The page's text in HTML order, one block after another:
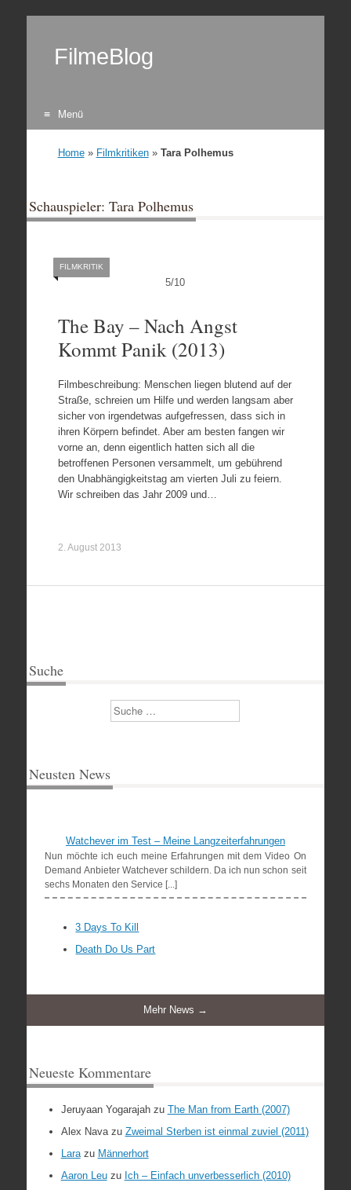
FilmeBlog
Menü
Home» Filmkritiken» Tara Polhemus
Schauspieler: Tara Polhemus
5/10
FILMKRITIK
The Bay – Nach Angst
Kommt Panik (2013)
Filmbeschreibung: Menschen liegen blutend auf der
Straße, schreien um Hilfe und werden langsam aber
sicher von irgendetwas aufgefressen, dass sich in
ihren Körpern befindet. Aber am besten fangen wir
vorne an, denn eigentlich hatten sich all die
betroffenen Personen versammelt, um gebührend
den Unabhängigkeitstag am vierten Juli zu feiern.
Wir schreiben das Jahr 2009 und…
2. August 2013
Suche
Suchen
Neusten News
Watchever im Test – Meine Langzeiterfahrungen
Nun möchte ich euch meine Erfahrungen mit dem Video On
Demand Anbieter Watchever schildern. Da ich nun schon seit
sechs Monaten den Service [...]
3 Days To Kill
Death Do Us Part
Mehr News →
Neueste Kommentare
Jeruyaan Yogarajahzu The Man from Earth (2007)
Alex Navazu Zweimal Sterben ist einmal zuviel (2011)
Larazu Männerhort
Aaron Leuzu Ich – Einfach unverbesserlich (2010)